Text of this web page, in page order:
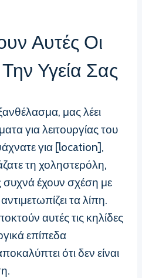
Αυτές Οι
Την Υγεία Σας
μας λέει
για λειτουργίας του
για [location],
τη χοληστερόλη,
συχνά έχουν σχέση με
τα λίπη.
αυτές τις κηλίδες
επίπεδα
ότι δεν είναι